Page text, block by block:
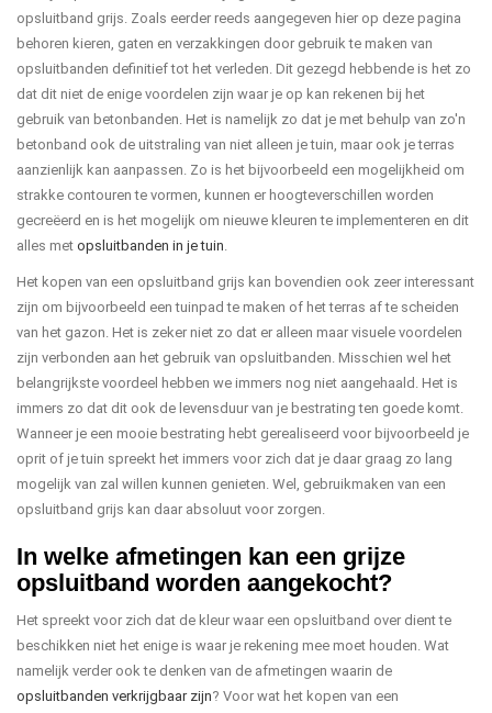
opsluitband grijs. Zoals eerder reeds aangegeven hier op deze pagina
behoren kieren, gaten en verzakkingen door gebruik te maken van
opsluitbanden definitief tot het verleden. Dit gezegd hebbende is het zo
dat dit niet de enige voordelen zijn waar je op kan rekenen bij het
gebruik van betonbanden. Het is namelijk zo dat je met behulp van zo'n
betonband ook de uitstraling van niet alleen je tuin, maar ook je terras
aanzienlijk kan aanpassen. Zo is het bijvoorbeeld een mogelijkheid om
strakke contouren te vormen, kunnen er hoogteverschillen worden
gecreëerd en is het mogelijk om nieuwe kleuren te implementeren en dit
alles met opsluitbanden in je tuin.
Het kopen van een opsluitband grijs kan bovendien ook zeer interessant
zijn om bijvoorbeeld een tuinpad te maken of het terras af te scheiden
van het gazon. Het is zeker niet zo dat er alleen maar visuele voordelen
zijn verbonden aan het gebruik van opsluitbanden. Misschien wel het
belangrijkste voordeel hebben we immers nog niet aangehaald. Het is
immers zo dat dit ook de levensduur van je bestrating ten goede komt.
Wanneer je een mooie bestrating hebt gerealiseerd voor bijvoorbeeld je
oprit of je tuin spreekt het immers voor zich dat je daar graag zo lang
mogelijk van zal willen kunnen genieten. Wel, gebruikmaken van een
opsluitband grijs kan daar absoluut voor zorgen.
In welke afmetingen kan een grijze
opsluitband worden aangekocht?
Het spreekt voor zich dat de kleur waar een opsluitband over dient te
beschikken niet het enige is waar je rekening mee moet houden. Wat
namelijk verder ook te denken van de afmetingen waarin de
opsluitbanden verkrijgbaar zijn? Voor wat het kopen van een